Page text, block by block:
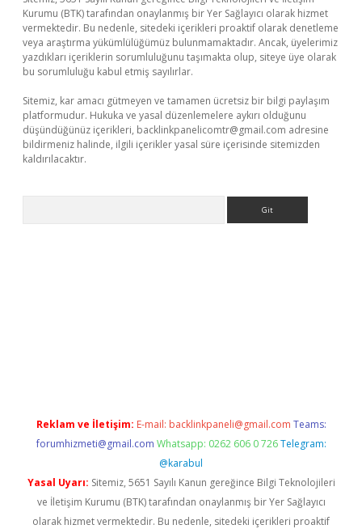
Kurumu (BTK) tarafından onaylanmış bir Yer Sağlayıcı olarak hizmet
vermektedir. Bu nedenle, sitedeki içerikleri proaktif olarak denetleme
veya araştırma yükümlülüğümüz bulunmamaktadır. Ancak, üyelerimiz
yazdıkları içeriklerin sorumluluğunu taşımakta olup, siteye üye olarak
bu sorumluluğu kabul etmiş sayılırlar.
Sitemiz, kar amacı gütmeyen ve tamamen ücretsiz bir bilgi paylaşım
platformudur. Hukuka ve yasal düzenlemelere aykırı olduğunu
düşündüğünüz içerikleri, backlinkpanelicomtr@gmail.com adresine
bildirmeniz halinde, ilgili içerikler yasal süre içerisinde sitemizden
kaldırılacaktır.
Reklam ve İletişim: E-mail: backlinkpaneli@gmail.com Teams:
forumhizmeti@gmail.com Whatsapp: 0262 606 0 726 Telegram:
@karabul
Yasal Uyarı: Sitemiz, 5651 Sayılı Kanun gereğince Bilgi Teknolojileri
ve İletişim Kurumu (BTK) tarafından onaylanmış bir Yer Sağlayıcı
olarak hizmet vermektedir. Bu nedenle, sitedeki içerikleri proaktif